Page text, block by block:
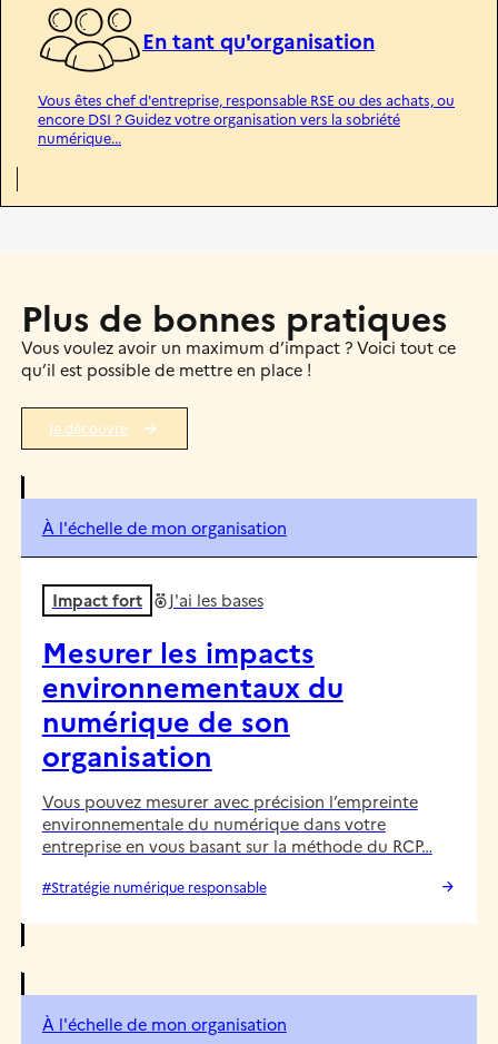
En tant qu'organisation
Vous êtes chef d'entreprise, responsable RSE ou des achats, ou
encore DSI ? Guidez votre organisation vers la sobriété
numérique...
Plus de bonnes pratiques
Vous voulez avoir un maximum d’impact ? Voici tout ce
qu’il est possible de mettre en place !
Je découvre
À l'échelle de mon organisation
Impact fort J'ai les bases
Mesurer les impacts
environnementaux du
numérique de son
organisation
Vous pouvez mesurer avec précision l’empreinte
environnementale du numérique dans votre
entreprise en vous basant sur la méthode du RCP…
#Stratégie numérique responsable
À l'échelle de mon organisation